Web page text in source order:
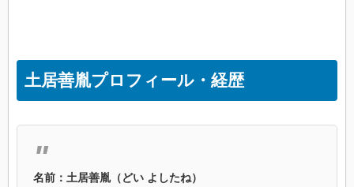
土居善胤プロフィール・経歴
名前：土居善胤（どい よしたね）